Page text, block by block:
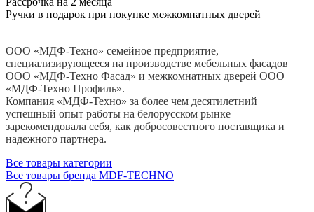
Ручки в подарок при покупке межкомнатных дверей
ООО «МДФ-Техно» семейное предприятие,
специализирующееся на производстве мебельных фасадов
ООО «МДФ-Техно Фасад» и межкомнатных дверей ООО
«МДФ-Техно Профиль».
Компания «МДФ-Техно» за более чем десятилетний
успешный опыт работы на белорусском рынке
зарекомендовала себя, как добросовестного поставщика и
надежного партнера.
Все товары категории
Все товары бренда MDF-TECHNO